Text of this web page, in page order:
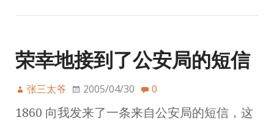
荣幸地接到了公安局的短信
张三太爷 2005/04/30 0
1860 向我发来了一条来自公安局的短信，这